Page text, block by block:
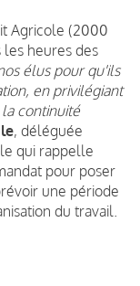
Agricole (2000
les heures des
élus pour qu'ils
en privilégiant
continuité
, déléguée
qui rappelle
pour poser
une période
du travail.